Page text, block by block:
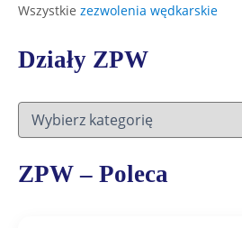
Wszystkie zezwolenia wędkarskie
Działy ZPW
D
a
łZPW – Poleca